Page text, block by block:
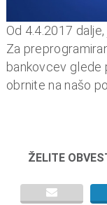
Od 4.4.2017
Za
bankovcev glede
obrnite na našo
ŽELITE